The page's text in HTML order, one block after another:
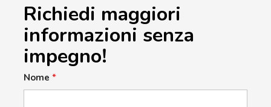
Richiedi maggiori
informazioni senza
impegno!
Nome *